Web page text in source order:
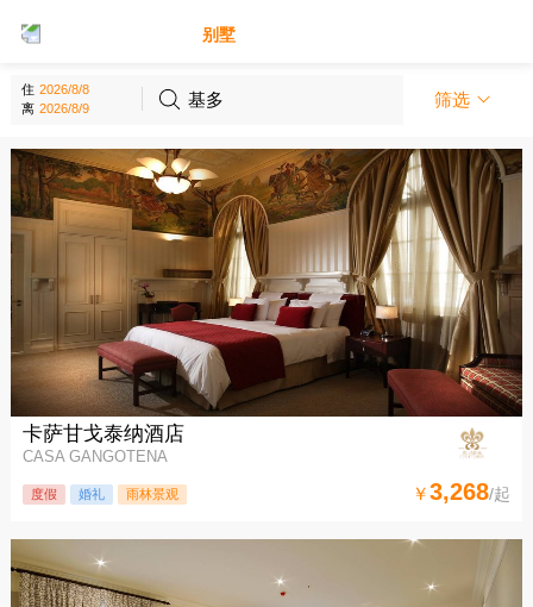
别墅
住
离
基多 筛选
卡萨甘戈泰纳酒店
CASA GANGOTENA
度假 婚礼 雨林景观 ￥3,268/起